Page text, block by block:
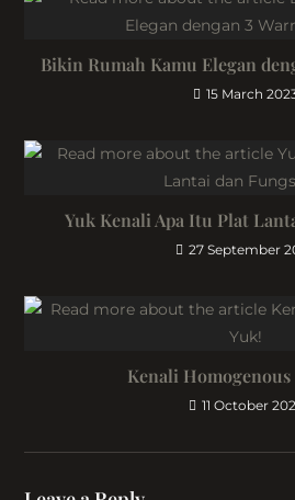
Bikin Rumah Kamu Elegan
15 March
Yuk Kenali Apa Itu Plat
27 September
Kenali Homogenous
11 October